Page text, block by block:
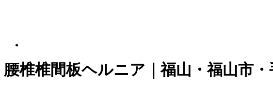
腰椎椎間板ヘルニア｜福山・福山市